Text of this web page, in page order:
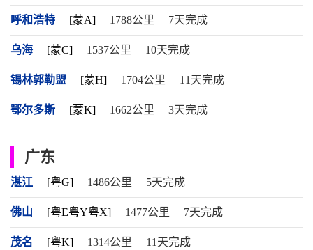
呼和浩特 [蒙A] 1788公里 7天完成
乌海 [蒙C] 1537公里 10天完成
锡林郭勒盟 [蒙H] 1704公里 11天完成
鄂尔多斯 [蒙K] 1662公里 3天完成
广东
湛江 [粤G] 1486公里 5天完成
佛山 [粤E粤Y粤X] 1477公里 7天完成
茂名 [粤K] 1314公里 11天完成